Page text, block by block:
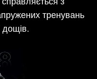
тренувань
дощів.